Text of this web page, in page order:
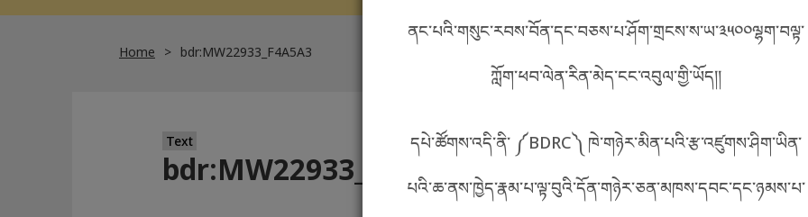
བོད་ཡིག
ནང་པའི་གསུང་རབས་བོན་དང་བཅས་པ་ཤོག་གྲངས་ས་ཡ་༣༥༠༠ལྷག་བལྟ་
ཀློག་ཕབ་ལེན་རིན་མེད་ངང་འབུལ་གྱི་ཡོད།།
དཔེ་ཚོགས་འདི་ནི་ ༼BDRC༽ ཁེ་གཉེར་མིན་པའི་རྩ་འཛུགས་ཤིག་ཡིན་
པའི་ཆ་ནས་ཁྱེད་རྣམ་པ་ལྟ་བུའི་དོན་གཉེར་ཅན་མཁས་དབང་དང་ཉམས་པ་
Home bdr:MW22933_F4A5A3
Text
bdr:MW22933_F4A5A3